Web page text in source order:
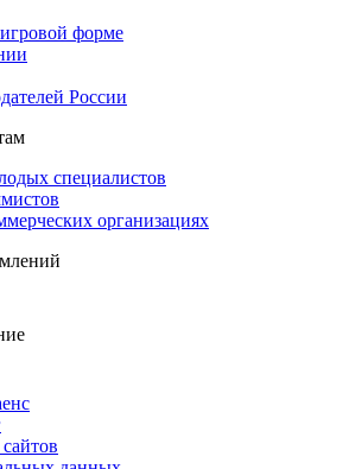
форме
России
специалистов
организациях